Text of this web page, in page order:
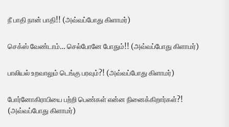
நீ பாதி நான் பாதி!! (அவ்வப்போது கிளாமர்)
செக்ஸ் வேண்டாம்… செல்போனே போதும்!! (அவ்வப்போது கிளாமர்)
பாலியல் உறவாலும் டெங்கு பரவும்?! (அவ்வப்போது கிளாமர்)
போர்னோகிராபியை பற்றி பெண்கள் என்ன நினைக்கிறார்கள்?!
(அவ்வப்போது கிளாமர்)